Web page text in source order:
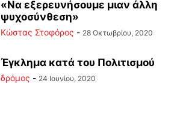
«Να εξερευνήσουμε μιαν άλλη
ψυχοσύνθεση»
Κώστας Στοφόρος - 28 Οκτωβρίου, 2020
Έγκλημα κατά του Πολιτισμού
δρόμος - 24 Ιουνίου, 2020